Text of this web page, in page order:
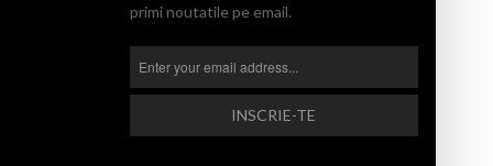
primi noutatile pe email.